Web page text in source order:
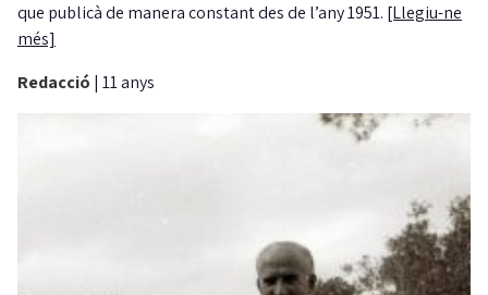
que publicà de manera constant des de l’any 1951. [Llegiu-ne
més]
Redacció | 11 anys